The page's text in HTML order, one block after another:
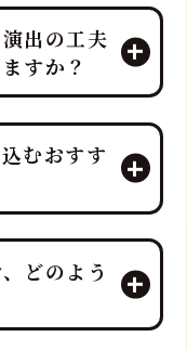
出の工夫
すか？
ニア「鮪達
マグロを最
刀式や「愛の
なゲスト参
のプロの演
プランナー
を完璧にサポ
むおすす
生マグロの入
ゲスト参加
ント性の高
ルレベルの
どのよう